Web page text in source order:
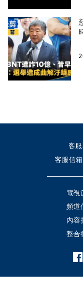
客
客服信
電視
頻道
內容
整合